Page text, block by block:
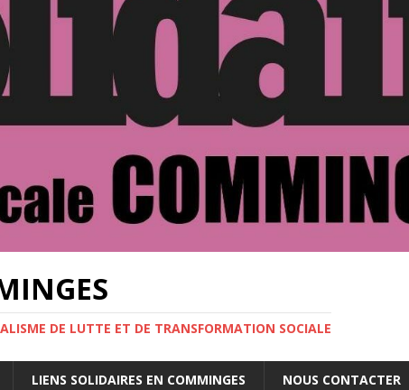
DE LUTTE ET DE TRANSFORMATION SOCIALE
LIENS SOLIDAIRES EN COMMINGES NOUS CONTACTER